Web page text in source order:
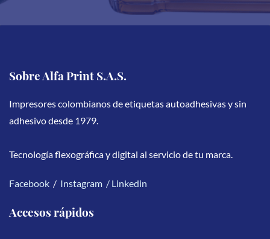
Sobre Alfa Print S.A.S.
Impresores colombianos de etiquetas autoadhesivas y sin
adhesivo desde 1979.
Tecnología flexográfica y digital al servicio de tu marca.
Facebook / Instagram / Linkedin
Accesos rápidos